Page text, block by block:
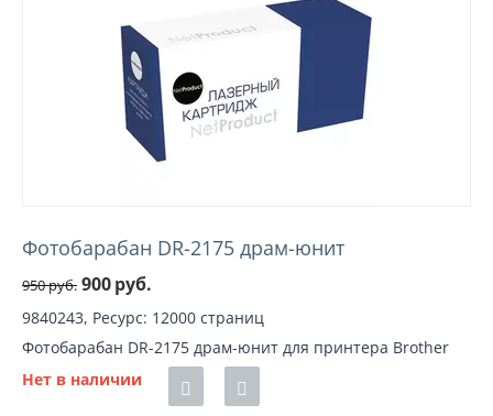
Фотобарабан DR-2175 драм-юнит
950руб. 900руб.
9840243, Ресурс: 12000 страниц
Фотобарабан DR-2175 драм-юнит для принтера Brother
Нет в наличии